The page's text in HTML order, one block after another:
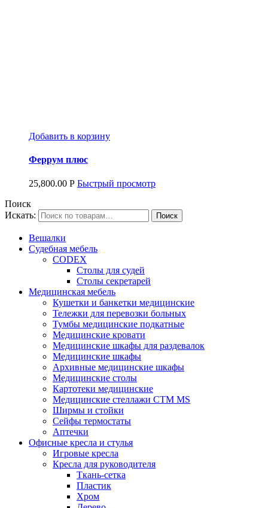
Добавить в корзину
Феррум плюс
25,800.00 Р Быстрый просмотр
Поиск
Искать:
Вешалки
Судебная мебель
CODEX
Столы для судей
Столы секретарей
Медицинская мебель
Кушетки и банкетки медицинские
Тележки для перевозки больных
Тумбы медицинские подкатные
Медицинские кровати
Медицинские шкафы для раздевалок
Медицинские шкафы
Архивные медицинские шкафы
Медицинские столы
Картотеки медицинские
Медицинские стеллажи CTM MS
Ширмы и стойки
Сейфы термостаты
Аптечки
Офисные кресла и стулья
Игровые кресла
Кресла для руководителя
Ткань-сетка
Пластик
Хром